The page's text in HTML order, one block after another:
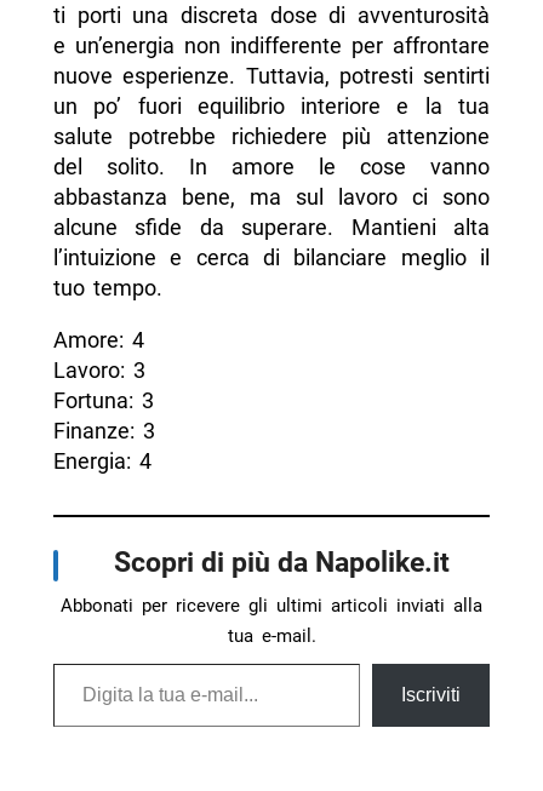
ti porti una discreta dose di avventurosità
e un’energia non indifferente per affrontare
nuove esperienze. Tuttavia, potresti sentirti
un po’ fuori equilibrio interiore e la tua
salute potrebbe richiedere più attenzione
del solito. In amore le cose vanno
abbastanza bene, ma sul lavoro ci sono
alcune sfide da superare. Mantieni alta
l’intuizione e cerca di bilanciare meglio il
tuo tempo.
Amore: 4
Lavoro: 3
Fortuna: 3
Finanze: 3
Energia: 4
Scopri di più da Napolike.it
Abbonati per ricevere gli ultimi articoli inviati alla
tua e-mail.
Digita la tua e-mail...
Iscriviti